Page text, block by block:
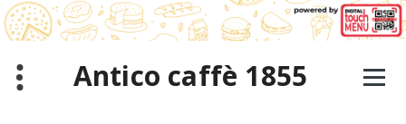
跳
至
正
Antico caffè 1855